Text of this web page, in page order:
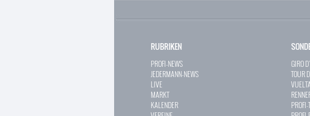
RUBRIKEN
PROFI-NEWS
JEDERMANN-NEWS
LIVE
MARKT
KALENDER
GIRO
TOUR